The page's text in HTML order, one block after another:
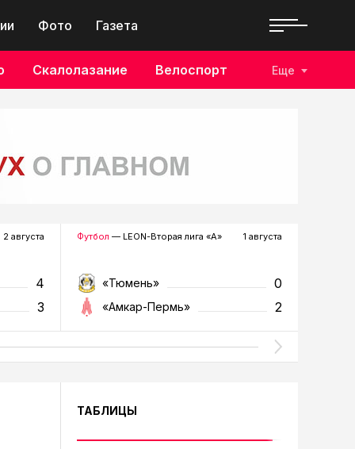
Фото Газета
Скалолазание Велоспорт Еще
2 августа
4
3
Футбол — LEON-Вторая лига «А» 1 августа
«Тюмень» 0
«Амкар-Пермь» 2
ТАБЛИЦЫ